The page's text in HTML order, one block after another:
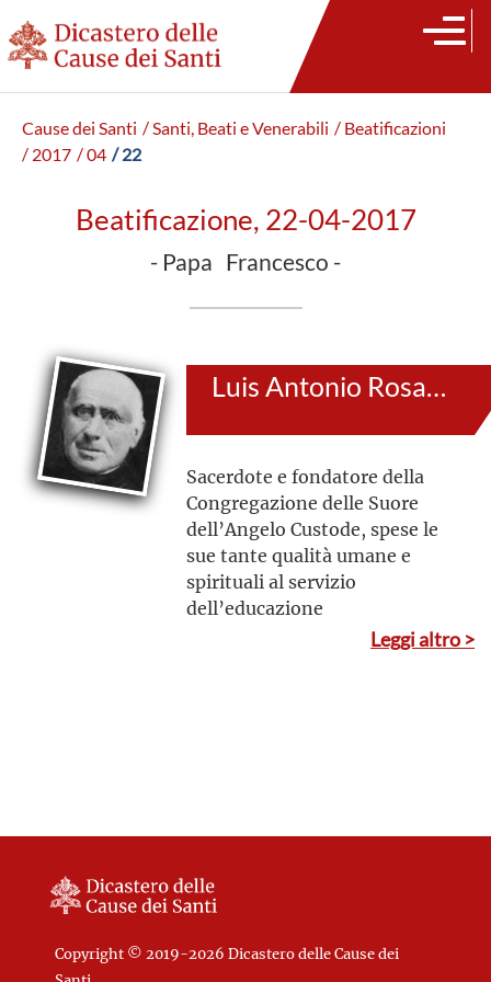
Cause dei Santi / Santi, Beati e Venerabili / Beatificazioni
/ 2017 / 04 / 22
Beatificazione, 22-04-2017
- Papa Francesco -
Luis Antonio Rosa Ormières
Sacerdote e fondatore della
Congregazione delle Suore
dell’Angelo Custode, spese le
sue tante qualità umane e
spirituali al servizio
dell’educazione
Leggi altro >
Copyright © 2019-2026 Dicastero delle Cause dei